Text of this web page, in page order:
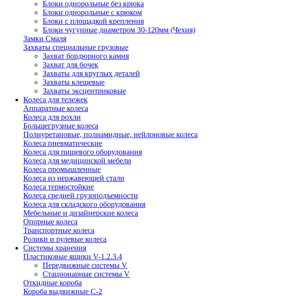
Блоки однорольные без крюка
Блоки однорольные с крюком
Блоки с площадкой крепления
Блоки чугунные диаметром 30-120мм (Чехия)
Замки Смаля
Захваты специальные грузовые
Захват бордюрного камня
Захват для бочек
Захваты для круглых деталей
Захваты клещевые
Захваты эксцентриковые
Колеса для тележек
Аппаратные колеса
Колеса для рохли
Большегрузные колеса
Полиуретановые, полиамидные, нейлоновые колеса
Колеса пневматические
Колеса для пищевого оборудования
Колеса для медицинской мебели
Колеса промышленные
Колеса из нержавеющей стали
Колеса термостойкие
Колеса средней грузоподъемности
Колеса для складского оборудования
Мебельные и дизайнерские колеса
Опорные колеса
Транспортные колеса
Ролики и рулевые колеса
Системы хранения
Пластиковые ящики V-1.2.3.4
Передвижные системы V
Стационарные системы V
Откидные короба
Короба выдвижные С-2